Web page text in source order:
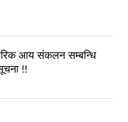
आय संकलन सम्बन्धि
!!